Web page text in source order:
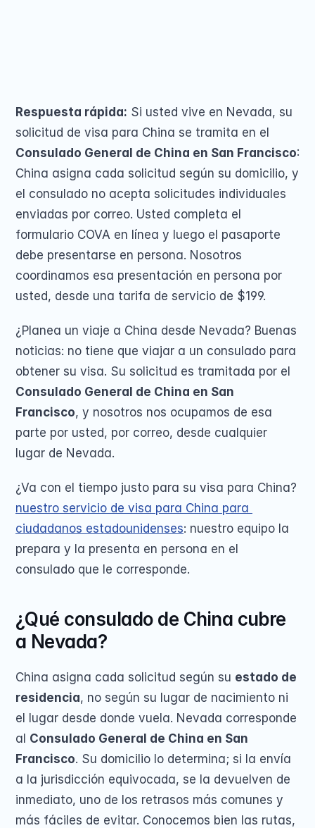
COMMUNITY
Join
Events
Experts
Respuesta rápida: Si usted vive en Nevada, su
Consulado General de China en San Francisco:
China asigna cada solicitud según su domicilio, y
el consulado no acepta solicitudes individuales
enviadas por correo. Usted completa el
formulario COVA en línea y luego el pasaporte
debe presentarse en persona. Nosotros
coordinamos esa presentación en persona por
usted, desde una tarifa de servicio de $199.
¿Planea un viaje a China desde Nevada? Buenas
noticias: no tiene que viajar a un consulado para
Consulado General de China en San
Francisco, y nosotros nos ocupamos de esa
parte por usted, por correo, desde cualquier
lugar de Nevada.
nuestro servicio de visa para China para
ciudadanos estadounidenses: nuestro equipo la
prepara y la presenta en persona en el
consulado que le corresponde.
¿Qué consulado de China cubre
a Nevada?
China asigna cada solicitud según su estado de
residencia, no según su lugar de nacimiento ni
el lugar desde donde vuela. Nevada corresponde
al Consulado General de China en San
Francisco. Su domicilio lo determina; si la envía
a la jurisdicción equivocada, se la devuelven de
inmediato, uno de los retrasos más comunes y
más fáciles de evitar. Conocemos bien las rutas,